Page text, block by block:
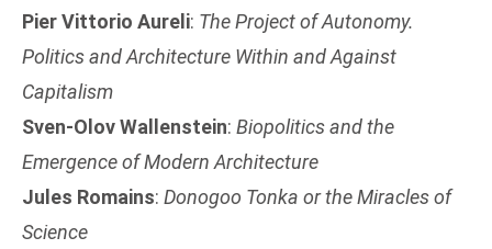
Pier Vittorio Aureli: The Project of Autonomy.
Politics and Architecture Within and Against
Capitalism
Sven-Olov Wallenstein: Biopolitics and the
Emergence of Modern Architecture
Jules Romains: Donogoo Tonka or the Miracles of
Science